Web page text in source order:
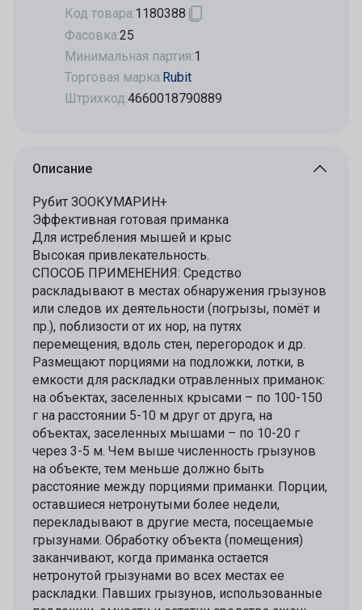
Код товара:1180388
Фасовка:25
Минимальная партия:1
Торговая марка:Rubit
Штрихкод:4660018790889
Описание
Рубит ЗООКУМАРИН+
Эффективная готовая приманка
Для истребления мышей и крыс
Высокая привлекательность.
СПОСОБ ПРИМЕНЕНИЯ: Средство
раскладывают в местах обнаружения грызунов
или следов их деятельности (погрызы, помёт и
пр.), поблизости от их нор, на путях
перемещения, вдоль стен, перегородок и др.
Размещают порциями на подложки, лотки, в
емкости для раскладки отравленных приманок:
на объектах, заселенных крысами – по 100-150
г на расстоянии 5-10 м друг от друга, на
объектах, заселенных мышами – по 10-20 г
через 3-5 м. Чем выше численность грызунов
на объекте, тем меньше должно быть
расстояние между порциями приманки. Порции,
оставшиеся нетронутыми более недели,
перекладывают в другие места, посещаемые
грызунами. Обработку объекта (помещения)
заканчивают, когда приманка остается
нетронутой грызунами во всех местах ее
раскладки. Павших грызунов, использованные